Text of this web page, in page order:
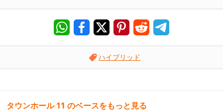
ハイブリッド
タウンホール 11 のベースをもっと見る